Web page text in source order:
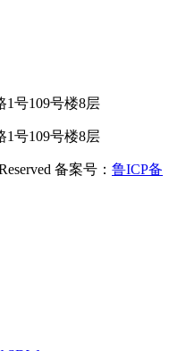
1号109号楼8层
号109号楼8层
备案号： 鲁ICP备